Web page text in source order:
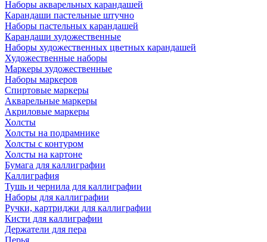
Наборы акварельных карандашей
Карандаши пастельные штучно
Наборы пастельных карандашей
Карандаши художественные
Наборы художественных цветных карандашей
Художественные наборы
Маркеры художественные
Наборы маркеров
Спиртовые маркеры
Акварельные маркеры
Акриловые маркеры
Холсты
Холсты на подрамнике
Холсты с контуром
Холсты на картоне
Бумага для каллиграфии
Каллиграфия
Тушь и чернила для каллиграфии
Наборы для каллиграфии
Ручки, картриджи для каллиграфии
Кисти для каллиграфии
Держатели для пера
Перья